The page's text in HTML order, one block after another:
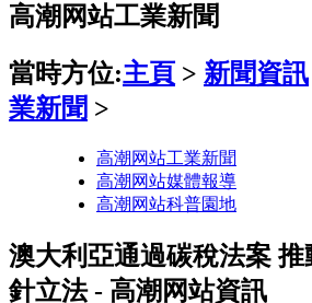
高潮网站工業新聞
當時方位:主頁 > 新聞資訊
業新聞 >
高潮网站工業新聞
高潮网站媒體報導
高潮网站科普園地
澳大利亞通過碳稅法案
針立法 - 高潮网站資訊